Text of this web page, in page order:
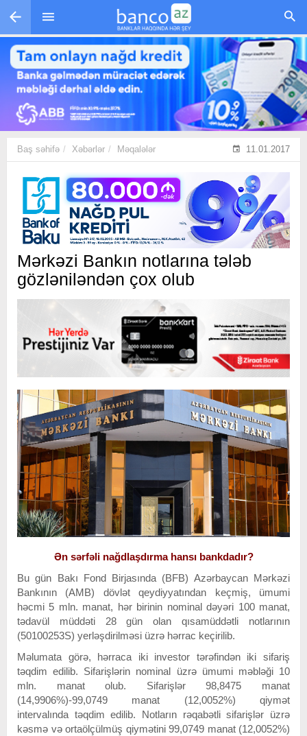
Skip to main content
Baş səhifə Xəbərlər Məqalələr 11.01.2017
Mərkəzi Bankın notlarına tələb
gözləniləndən çox olub
Ən sərfəli nağdlaşdırma hansı bankdadır?
Bu gün Bakı Fond Birjasında (BFB) Azərbaycan Mərkəzi
Bankının (AMB) dövlət qeydiyyatından keçmiş, ümumi
həcmi 5 mln. manat, hər birinin nominal dəyəri 100 manat,
tədavül müddəti 28 gün olan qısamüddətli notlarının
(50100253S) yerləşdirilməsi üzrə hərrac keçirilib.
Məlumata görə, hərraca iki investor tərəfindən iki sifariş
təqdim edilib. Sifarişlərin nominal üzrə ümumi məbləği 10
mln. manat olub. Sifarişlər 98,8475 manat
(14,9906%)-99,0749 manat (12,0052%) qiymət
intervalında təqdim edilib. Notların rəqabətli sifarişlər üzrə
kəsmə və ortaölçülmüş qiymətini 99,0749 manat (12,0052%)